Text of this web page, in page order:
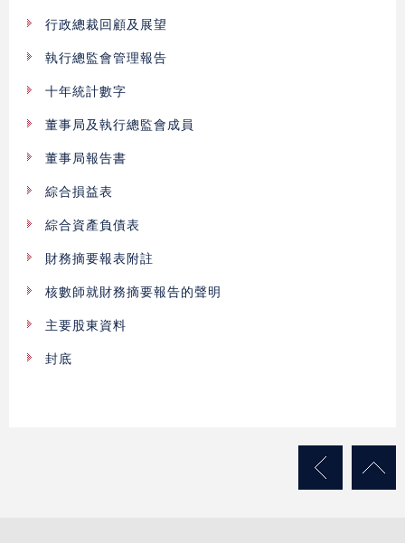
行政總裁回顧及展望
執行總監會管理報告
十年統計數字
董事局及執行總監會成員
董事局報告書
綜合損益表
綜合資產負債表
財務摘要報表附註
核數師就財務摘要報告的聲明
主要股東資料
封底